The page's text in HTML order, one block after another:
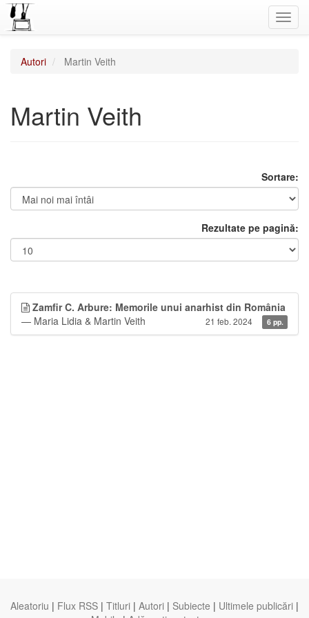
Autori Martin Veith
Martin Veith
Sortare:
Rezultate pe pagină:
Zamfir C. Arbure: Memorile unui anarhist din România
— Maria Lidia & Martin Veith
21 feb. 2024 6 pp.
Aleatoriu | Flux RSS | Titluri | Autori | Subiecte | Ultimele publicări |